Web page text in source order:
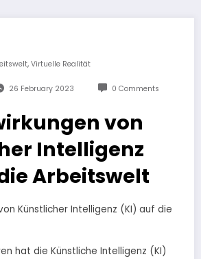
, Virtuelle Realität
26 February 2023 0 Comments
von
Intelligenz
Arbeitswelt
Künstlicher Intelligenz (KI) auf die
hat die Künstliche Intelligenz (KI)